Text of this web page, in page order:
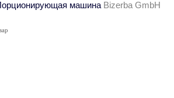
машина Bizerba GmbH